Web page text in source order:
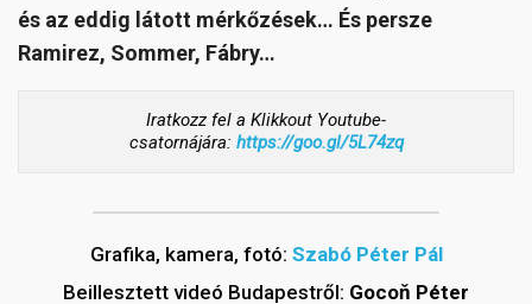
és az eddig látott mérkőzések… És persze
Ramirez, Sommer, Fábry…
Iratkozz fel a Klikkout Youtube-
csatornájára: https://goo.gl/5L74zq
Grafika, kamera, fotó: Szabó Péter Pál
Beillesztett videó Budapestről: Gocoň Péter